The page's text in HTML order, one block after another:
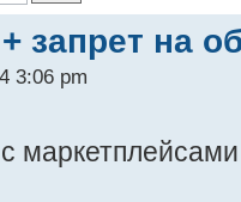
запрет на
3:06 pm